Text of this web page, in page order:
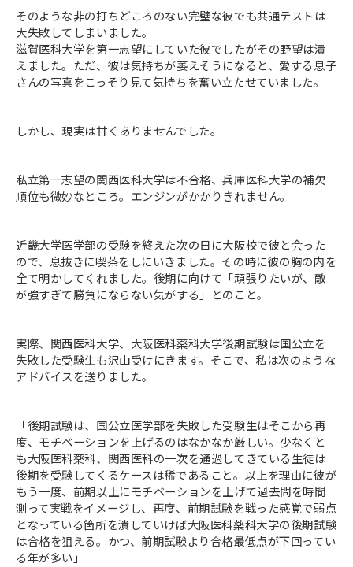
そのような非の打ちどころのない完璧な彼でも共通テストは
大失敗してしまいました。
滋賀医科大学を第一志望にしていた彼でしたがその野望は潰
えました。ただ、彼は気持ちが萎えそうになると、愛する息子
さんの写真をこっそり見て気持ちを奮い立たせていました。
しかし、現実は甘くありませんでした。
私立第一志望の関西医科大学は不合格、兵庫医科大学の補欠
順位も微妙なところ。エンジンがかかりきれません。
近畿大学医学部の受験を終えた次の日に大阪校で彼と会った
ので、息抜きに喫茶をしにいきました。その時に彼の胸の内を
全て明かしてくれました。後期に向けて「頑張りたいが、敵
が強すぎて勝負にならない気がする」とのこと。
実際、関西医科大学、大阪医科薬科大学後期試験は国公立を
失敗した受験生も沢山受けにきます。そこで、私は次のような
アドバイスを送りました。
「後期試験は、国公立医学部を失敗した受験生はそこから再
度、モチベーションを上げるのはなかなか厳しい。少なくと
も大阪医科薬科、関西医科の一次を通過してきている生徒は
後期を受験してくるケースは稀であること。以上を理由に彼が
もう一度、前期以上にモチベーションを上げて過去問を時間
測って実戦をイメージし、再度、前期試験を戦った感覚で弱点
となっている箇所を潰していけば大阪医科薬科大学の後期試験
は合格を狙える。かつ、前期試験より合格最低点が下回ってい
る年が多い」